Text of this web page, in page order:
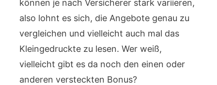
können je nach Versicherer stark variieren,
also lohnt es sich, die Angebote genau zu
vergleichen und vielleicht auch mal das
Kleingedruckte zu lesen. Wer weiß,
vielleicht gibt es da noch den einen oder
anderen versteckten Bonus?